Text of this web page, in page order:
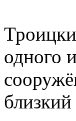
одного